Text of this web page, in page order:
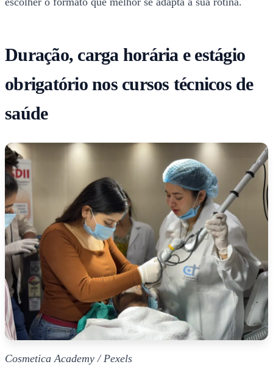
Duração, carga horária e estágio
obrigatório nos cursos técnicos de
saúde
Cosmetica Academy / Pexels